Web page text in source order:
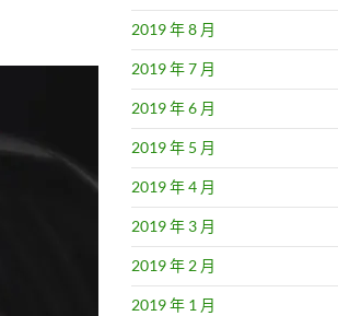
2019 年 8 月
2019 年 7 月
2019 年 6 月
2019 年 5 月
2019 年 4 月
2019 年 3 月
2019 年 2 月
2019 年 1 月